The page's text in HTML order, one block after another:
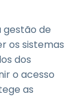
gestão de
os sistemas
dos
o acesso
as